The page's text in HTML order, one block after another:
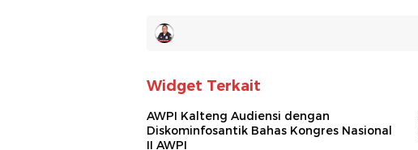
Widget Terkait
AWPI Kalteng Audiensi dengan
Diskominfosantik Bahas Kongres Nasional
II AWPI